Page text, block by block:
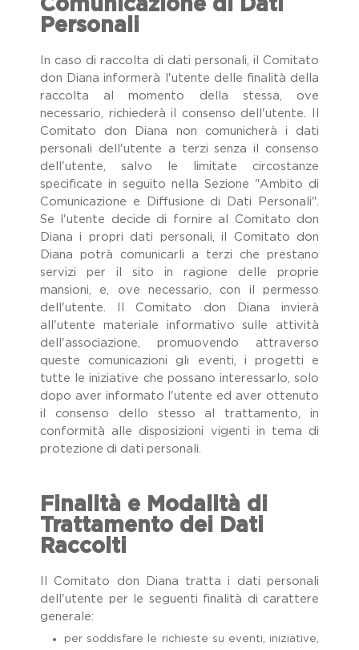
Comunicazione di Dati
Personali
In caso di raccolta di dati personali, il Comitato
don Diana informerà l'utente delle finalità della
raccolta al momento della stessa, ove
necessario, richiederà il consenso dell'utente. Il
Comitato don Diana non comunicherà i dati
personali dell'utente a terzi senza il consenso
dell'utente, salvo le limitate circostanze
specificate in seguito nella Sezione "Ambito di
Comunicazione e Diffusione di Dati Personali".
Se l'utente decide di fornire al Comitato don
Diana i propri dati personali, il Comitato don
Diana potrà comunicarli a terzi che prestano
servizi per il sito in ragione delle proprie
mansioni, e, ove necessario, con il permesso
dell'utente. Il Comitato don Diana invierà
all'utente materiale informativo sulle attività
dell'associazione, promuovendo attraverso
queste comunicazioni gli eventi, i progetti e
tutte le iniziative che possano interessarlo, solo
dopo aver informato l'utente ed aver ottenuto
il consenso dello stesso al trattamento, in
conformità alle disposizioni vigenti in tema di
protezione di dati personali.
Finalità e Modalità di
Trattamento dei Dati
Raccolti
Il Comitato don Diana tratta i dati personali
dell'utente per le seguenti finalità di carattere
generale:
per soddisfare le richieste su eventi, iniziative,